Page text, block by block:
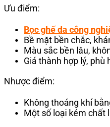
Ưu điểm:
Bọc ghế da công
Bề mặt bền chắc,
Màu sắc bền lâu,
Giá thành hợp lý, phù
Nhược điểm:
Không thoáng khí
Một số loại kém chất